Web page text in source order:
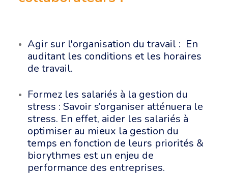
Agir sur l'organisation du travail : En
auditant les conditions et les horaires
de travail.
Formez les salariés à la gestion du
stress : Savoir s’organiser atténuera le
stress. En effet, aider les salariés à
optimiser au mieux la gestion du
temps en fonction de leurs priorités &
biorythmes est un enjeu de
performance des entreprises.